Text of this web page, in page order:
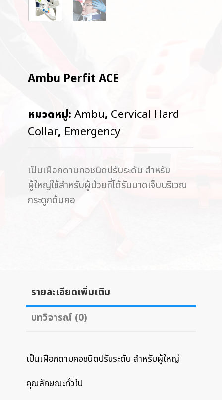
Ambu Perfit ACE
เป็นเฝือกดามคอชนิดปรับระดับ สำหรับ
ผู้ใหญ่ใช้สำหรับผู้ป่วยที่ได้รับบาดเจ็บบริเวณ
กระดูกต้นคอ
หมวดหมู่: Ambu, Cervical Hard
Collar, Emergency
รายละเอียดเพิ่มเติม
บทวิจารณ์ (0)
เป็นเฝือกดามคอชนิดปรับระดับ สำหรับผู้ใหญ่
คุณลักษณะทั่วไป